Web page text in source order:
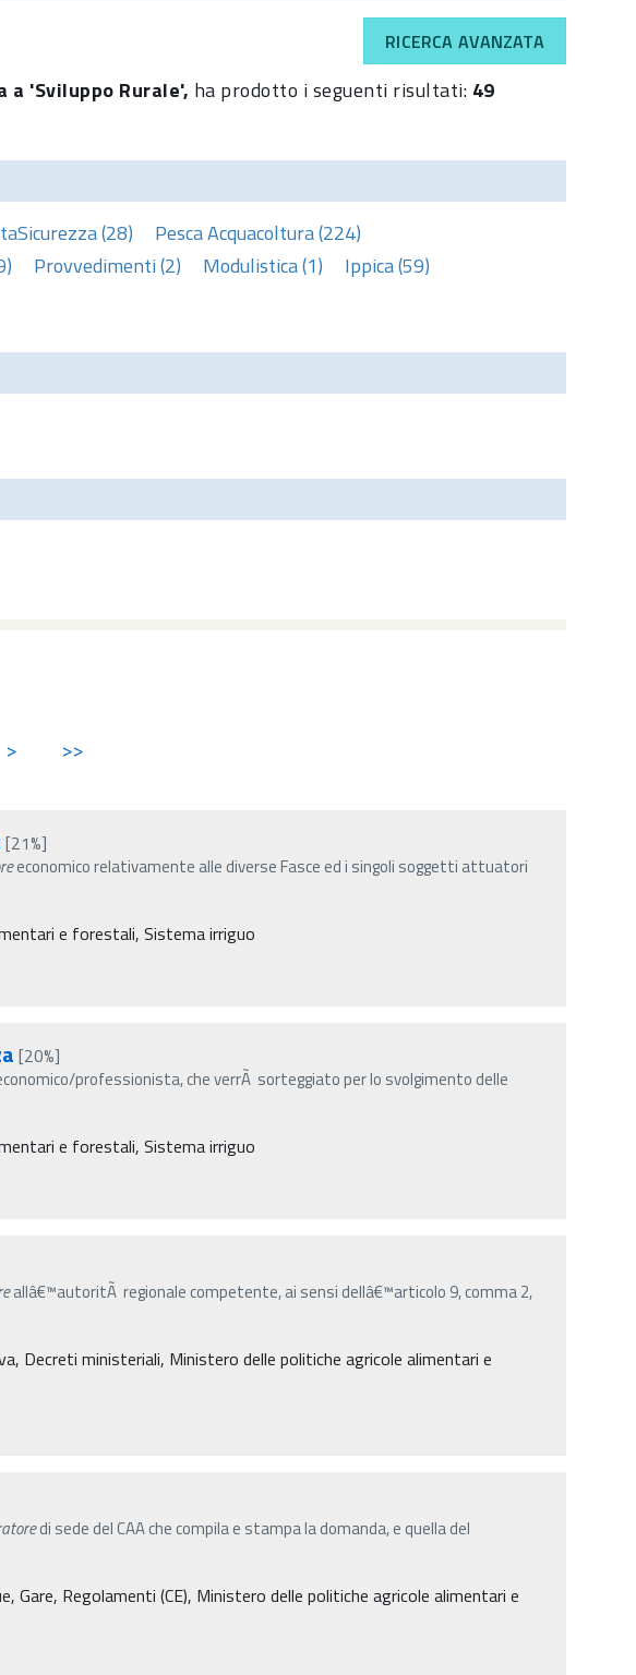
RICERCA AVANZATA
'Sviluppo Rurale', ha prodotto i seguenti risultati: 49
(28)
Pesca Acquacoltura (224)
Provvedimenti (2) Modulistica (1)
Ippica (59)
> >>
[21%]
economico relativamente alle diverse Fasce ed i singoli soggetti attuatori
e forestali, Sistema irriguo
[20%]
professionista, che verrÃ sorteggiato per lo svolgimento delle
e forestali, Sistema irriguo
allâ€™autoritÃ regionale competente, ai sensi dellâ€™articolo 9, comma 2,
Decreti ministeriali, Ministero delle politiche agricole alimentari e
di sede del CAA che compila e stampa la domanda, e quella del
Regolamenti (CE), Ministero delle politiche agricole alimentari e